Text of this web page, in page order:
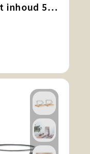
Dubbelwandig glas met inhoud 500 ml